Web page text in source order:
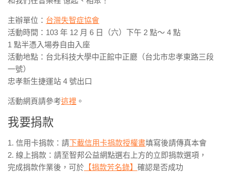
主辦單位： 台灣失智症協會
活動時間：103 年 12 月 6 日（六）下午 2 點～ 4 點
1 點半憑入場券自由入座
活動地點：台北科技大學中正館中正廳（台北市忠孝東路三段
一號）
忠孝新生捷運站 4 號出口
活動網頁請參考這裡 。
我要捐款
1. 信用卡捐款：請下載信用卡捐款授權書填寫後請傳真本會
2. 線上捐款：請至智邦公益網點選右上方的立即捐款選項，
完成捐款作業後，可於 【捐款芳名錄】 確認是否成功